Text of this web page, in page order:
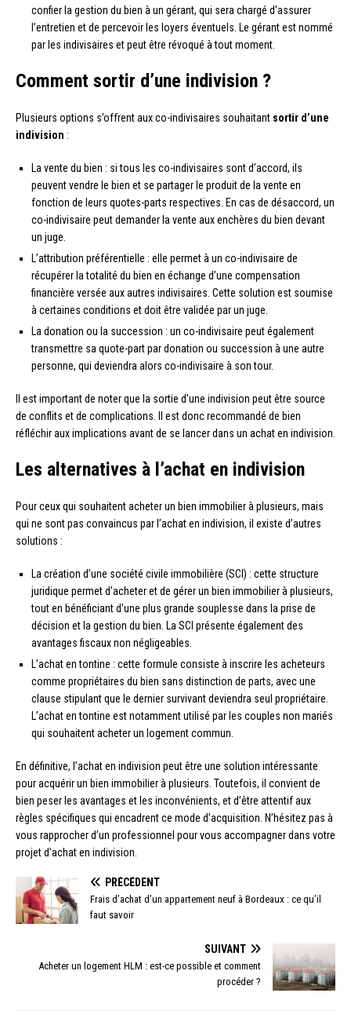
confier la gestion du bien à un gérant, qui sera chargé d’assurer
l’entretien et de percevoir les loyers éventuels. Le gérant est nommé
par les indivisaires et peut être révoqué à tout moment.
Comment sortir d’une indivision ?
Plusieurs options s’offrent aux co-indivisaires souhaitant sortir d’une
indivision :
La vente du bien : si tous les co-indivisaires sont d’accord, ils
peuvent vendre le bien et se partager le produit de la vente en
fonction de leurs quotes-parts respectives. En cas de désaccord, un
co-indivisaire peut demander la vente aux enchères du bien devant
un juge.
L’attribution préférentielle : elle permet à un co-indivisaire de
récupérer la totalité du bien en échange d’une compensation
financière versée aux autres indivisaires. Cette solution est soumise
à certaines conditions et doit être validée par un juge.
La donation ou la succession : un co-indivisaire peut également
transmettre sa quote-part par donation ou succession à une autre
personne, qui deviendra alors co-indivisaire à son tour.
Il est important de noter que la sortie d’une indivision peut être source
de conflits et de complications. Il est donc recommandé de bien
réfléchir aux implications avant de se lancer dans un achat en indivision.
Les alternatives à l’achat en indivision
Pour ceux qui souhaitent acheter un bien immobilier à plusieurs, mais
qui ne sont pas convaincus par l’achat en indivision, il existe d’autres
solutions :
La création d’une société civile immobilière (SCI) : cette structure
juridique permet d’acheter et de gérer un bien immobilier à plusieurs,
tout en bénéficiant d’une plus grande souplesse dans la prise de
décision et la gestion du bien. La SCI présente également des
avantages fiscaux non négligeables.
L’achat en tontine : cette formule consiste à inscrire les acheteurs
comme propriétaires du bien sans distinction de parts, avec une
clause stipulant que le dernier survivant deviendra seul propriétaire.
L’achat en tontine est notamment utilisé par les couples non mariés
qui souhaitent acheter un logement commun.
En définitive, l’achat en indivision peut être une solution intéressante
pour acquérir un bien immobilier à plusieurs. Toutefois, il convient de
bien peser les avantages et les inconvénients, et d’être attentif aux
règles spécifiques qui encadrent ce mode d’acquisition. N’hésitez pas à
vous rapprocher d’un professionnel pour vous accompagner dans votre
projet d’achat en indivision.
PRÉCÉDENT
Frais d’achat d’un appartement neuf à Bordeaux : ce qu’il
faut savoir
SUIVANT
Acheter un logement HLM : est-ce possible et comment
procéder ?